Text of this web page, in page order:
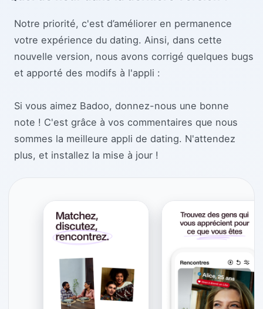
Notre priorité, c'est d’améliorer en permanence
votre expérience du dating. Ainsi, dans cette
nouvelle version, nous avons corrigé quelques bugs
et apporté des modifs à l'appli :
Si vous aimez Badoo, donnez-nous une bonne
note ! C'est grâce à vos commentaires que nous
sommes la meilleure appli de dating. N'attendez
plus, et installez la mise à jour !